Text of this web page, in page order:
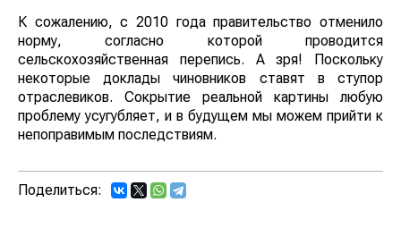
К сожалению, с 2010 года правительство отменило
норму, согласно которой проводится
сельскохозяйственная перепись. А зря! Поскольку
некоторые доклады чиновников ставят в ступор
отраслевиков. Сокрытие реальной картины любую
проблему усугубляет, и в будущем мы можем прийти к
непоправимым последствиям.
Поделиться: